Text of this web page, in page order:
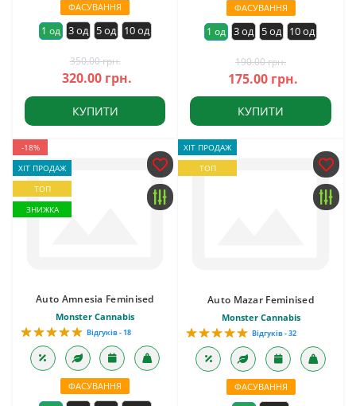
ФАСУВАННЯ
1 од 3 од 5 од 10 од
350.00 грн.
320.00 грн.
КУПИТИ
ФАСУВАННЯ
1 од 3 од 5 од 10 од
190.00 грн.
175.00 грн.
КУПИТИ
-18%
ХІТ ПРОДАЖ
ТОП
ЗНИЖКА
Auto Amnesia Feminised
Monster Cannabis
Відгуків - 18
ФАСУВАННЯ
ХІТ ПРОДАЖ
ТОП
Auto Mazar Feminised
Monster Cannabis
Відгуків - 32
ФАСУВАННЯ